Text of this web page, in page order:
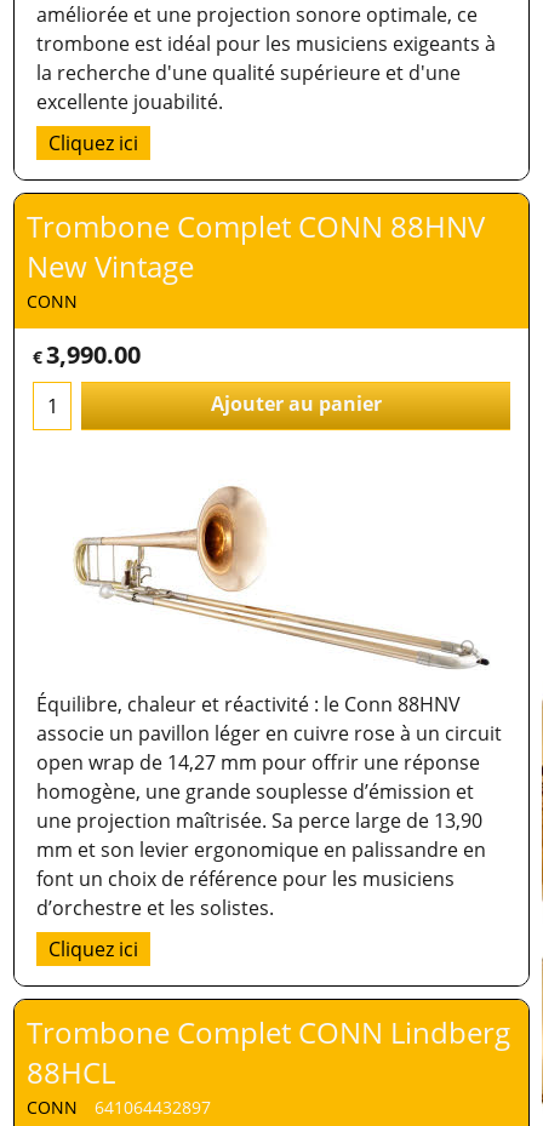
améliorée et une projection sonore optimale, ce
trombone est idéal pour les musiciens exigeants à
la recherche d'une qualité supérieure et d'une
excellente jouabilité.
Cliquez ici
Trombone Complet CONN 88HNV
New Vintage
CONN
€3,990.00
Ajouter au panier
Équilibre, chaleur et réactivité : le Conn 88HNV
associe un pavillon léger en cuivre rose à un circuit
open wrap de 14,27 mm pour offrir une réponse
homogène, une grande souplesse d’émission et
une projection maîtrisée. Sa perce large de 13,90
mm et son levier ergonomique en palissandre en
font un choix de référence pour les musiciens
d’orchestre et les solistes.
Cliquez ici
Trombone Complet CONN Lindberg
88HCL
CONN 641064432897